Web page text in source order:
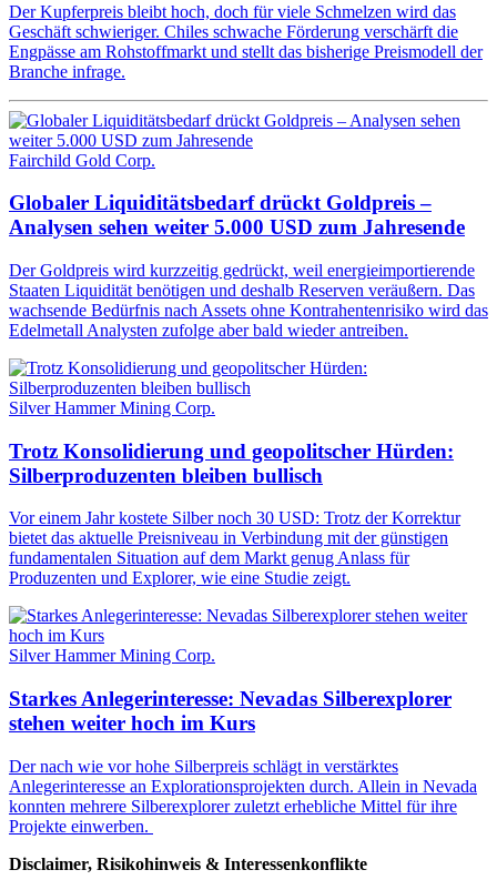
Der Kupferpreis bleibt hoch, doch für viele Schmelzen wird das
Geschäft schwieriger. Chiles schwache Förderung verschärft die
Engpässe am Rohstoffmarkt und stellt das bisherige Preismodell der
Branche infrage.
Fairchild Gold Corp.
Globaler Liquiditätsbedarf drückt Goldpreis –
Analysen sehen weiter 5.000 USD zum Jahresende
Der Goldpreis wird kurzzeitig gedrückt, weil energieimportierende
Staaten Liquidität benötigen und deshalb Reserven veräußern. Das
wachsende Bedürfnis nach Assets ohne Kontrahentenrisiko wird das
Edelmetall Analysten zufolge aber bald wieder antreiben.
Silver Hammer Mining Corp.
Trotz Konsolidierung und geopolitscher Hürden:
Silberproduzenten bleiben bullisch
Vor einem Jahr kostete Silber noch 30 USD: Trotz der Korrektur
bietet das aktuelle Preisniveau in Verbindung mit der günstigen
fundamentalen Situation auf dem Markt genug Anlass für
Produzenten und Explorer, wie eine Studie zeigt.
Silver Hammer Mining Corp.
Starkes Anlegerinteresse: Nevadas Silberexplorer
stehen weiter hoch im Kurs
Der nach wie vor hohe Silberpreis schlägt in verstärktes
Anlegerinteresse an Explorationsprojekten durch. Allein in Nevada
konnten mehrere Silberexplorer zuletzt erhebliche Mittel für ihre
Projekte einwerben.
Disclaimer, Risikohinweis & Interessenkonflikte